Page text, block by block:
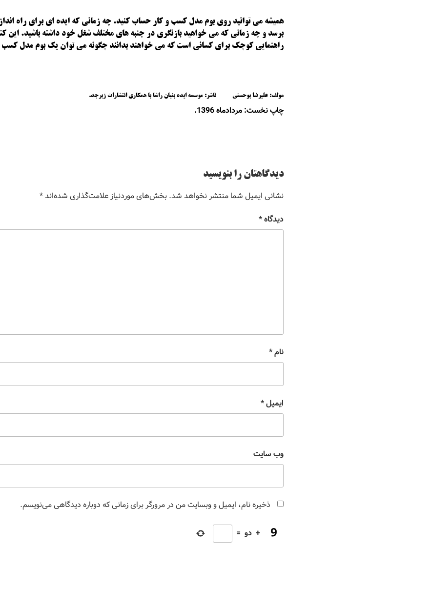
همیشه می توانید روی بوم مدل کسب و کار حساب کنید. چه زمانی که ایده ای برای راه
راهنمایی کوچک برای کسانی است که می خواهند بدانند چگونه می توان یک بوم مدل کسب
مولف: علیرضا پوحسنی ناشر: موسسه ایده بنیان راشا با همکاری انتشارات زبرجد.
چاپ نخست: مردادماه 1396.
دیدگاهتان را بنویسید
نشانی ایمیل شما منتشر نخواهد شد. بخش‌های موردنیاز علامت‌گذاری شده‌اند*
دیدگاه*
نام*
ایمیل*
وب‌ سایت
ذخیره نام، ایمیل و وبسایت من در مرورگر برای زمانی که دوباره دیدگاهی می‌نویسم.
+ دو =